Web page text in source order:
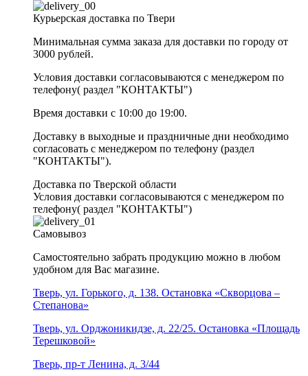
Курьерская доставка по Твери
Минимальная сумма заказа для доставки по городу от
3000 рублей.
Условия доставки согласовываются с менеджером по
телефону( раздел "КОНТАКТЫ")
Время доставки с 10:00 до 19:00.
Доставку в выходные и праздничные дни необходимо
согласовать с менеджером по телефону (раздел
"КОНТАКТЫ").
Доставка по Тверской области
Условия доставки согласовываются с менеджером по
телефону( раздел "КОНТАКТЫ")
Самовывоз
Самостоятельно забрать продукцию можно в любом
удобном для Вас магазине.
Тверь, ул. Горького, д. 138. Остановка «Скворцова –
Степанова»
Тверь, ул. Орджоникидзе, д. 22/25. Остановка «Площадь
Терешковой»
Тверь, пр-т Ленина, д. 3/44